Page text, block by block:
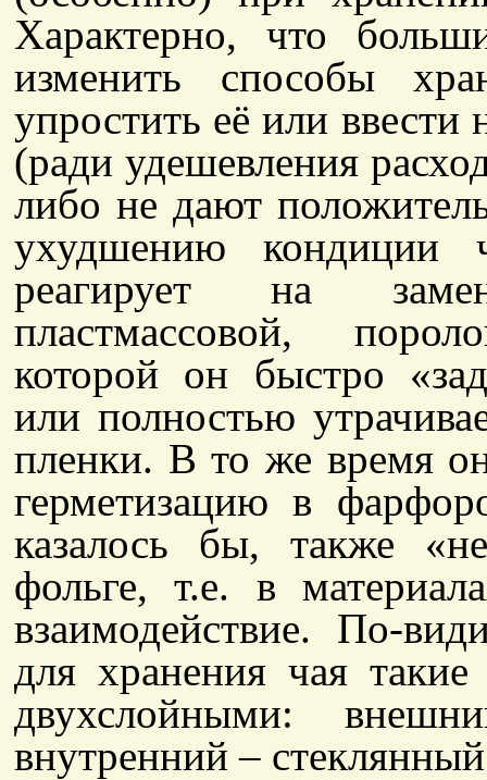
Характерно, что
изменить способы
упростить её или
(ради удешевления
либо не дают
ухудшению
реагирует на
пластмассовой,
которой он быстро
или полностью
пленки. В то же время
герметизацию в
казалось бы, также
фольге, т.е. в
взаимодействие. По-
для хранения чая
двухслойными:
внутренний –